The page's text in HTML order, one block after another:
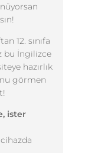
12. sınıfa
bu İngilizce
hazırlık
görmen
ister